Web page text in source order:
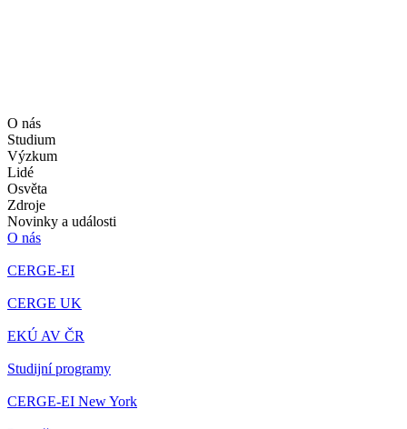
O nás
Studium
Výzkum
Lidé
Osvěta
Zdroje
Novinky a události
O nás
CERGE-EI
CERGE UK
EKÚ AV ČR
Studijní programy
CERGE-EI New York